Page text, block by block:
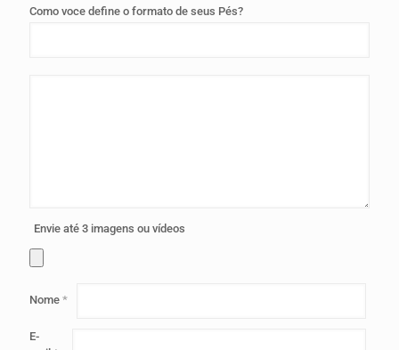
Como voce define o formato de seus Pés?
Envie até 3 imagens ou vídeos
Nome *
E-